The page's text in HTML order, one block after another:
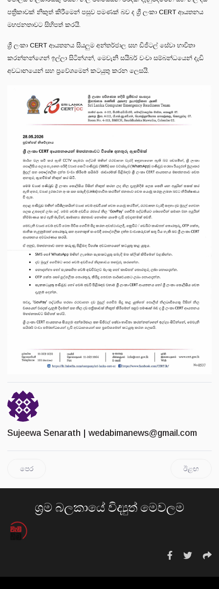
පත්‍රිකාවක් නිකුත් කිරීමෙන් පසුව පමණක් බව ද ශ්‍රී ලංකා CERT ආයතනය
මහජනතාවට සිහිපත් කරයි.
ශ්‍රී ලංකා CERT ආයතනය සියලුම අන්තර්ජාල සහ ඩිජිටල් සේවා භාවිතා
කරන්නන්ගෙන් ඉල්ලා සිටින්ගන්, මෙවැනි සයිබර් වංචා සම්බන්ධයෙන් දැඩි
අවධානයෙන් සහ ප්‍රවේශමෙන් කටයුතු කරන ලෙසයි.
Sujeewa Senarath | wedabimanews@gmail.com
පෙර ඊළඟ
ශ්‍රම බලකායේ විද්‍යුත් මෙවලම